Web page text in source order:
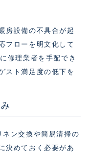
房設備の不具合が起
フローを明文化して
修理業者を手配でき
スト満足度の低下を
ン交換や簡易清掃の
決めておく必要があ